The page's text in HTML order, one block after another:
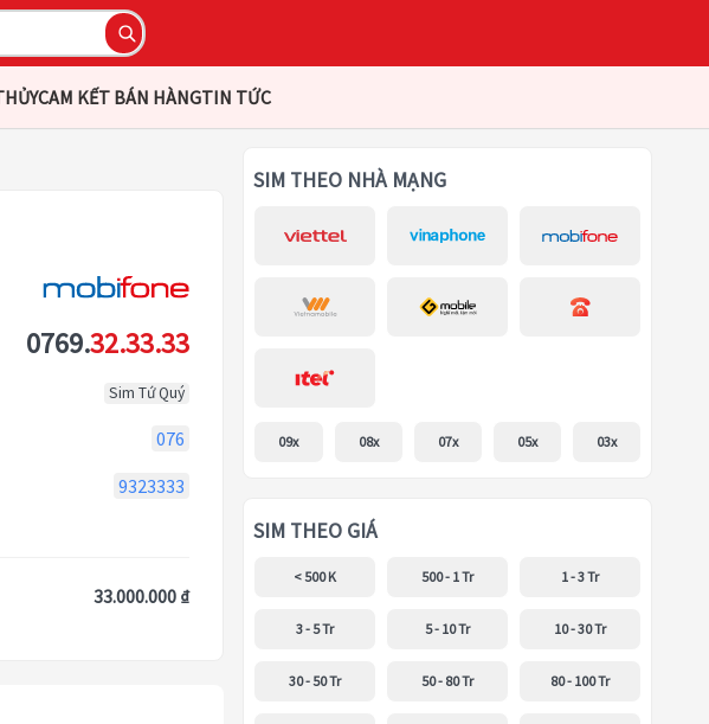
CAM KẾT BÁN HÀNGTIN TỨC
0769.32.33.33
Sim Tứ Quý
076
9323333
33.000.000 ₫
SIM THEO NHÀ MẠNG
09x 08x 07x 05x 03x
SIM THEO GIÁ
< 500 K 500 - 1 Tr 1 - 3 Tr
3 - 5 Tr 5 - 10 Tr 10 - 30 Tr
30 - 50 Tr 50 - 80 Tr 80 - 100 Tr